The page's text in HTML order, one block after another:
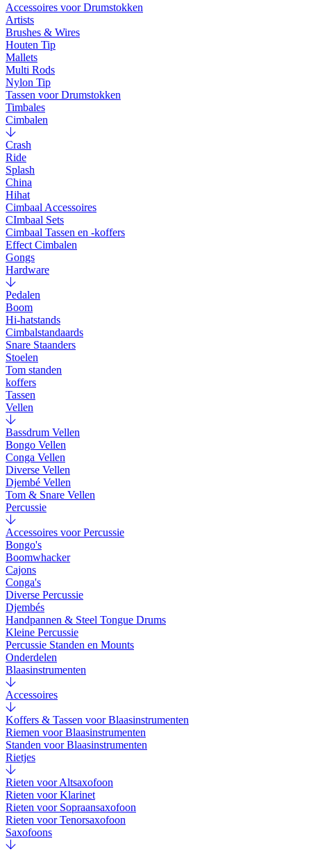
Accessoires voor Drumstokken
Artists
Brushes & Wires
Houten Tip
Mallets
Multi Rods
Nylon Tip
Tassen voor Drumstokken
Timbales
Cimbalen
Crash
Ride
Splash
China
Hihat
Cimbaal Accessoires
CImbaal Sets
Cimbaal Tassen en -koffers
Effect Cimbalen
Gongs
Hardware
Pedalen
Boom
Hi-hatstands
Cimbalstandaards
Snare Staanders
Stoelen
Tom standen
koffers
Tassen
Vellen
Bassdrum Vellen
Bongo Vellen
Conga Vellen
Diverse Vellen
Djembé Vellen
Tom & Snare Vellen
Percussie
Accessoires voor Percussie
Bongo's
Boomwhacker
Cajons
Conga's
Diverse Percussie
Djembés
Handpannen & Steel Tongue Drums
Kleine Percussie
Percussie Standen en Mounts
Onderdelen
Blaasinstrumenten
Accessoires
Koffers & Tassen voor Blaasinstrumenten
Riemen voor Blaasinstrumenten
Standen voor Blaasinstrumenten
Rietjes
Rieten voor Altsaxofoon
Rieten voor Klarinet
Rieten voor Sopraansaxofoon
Rieten voor Tenorsaxofoon
Saxofoons